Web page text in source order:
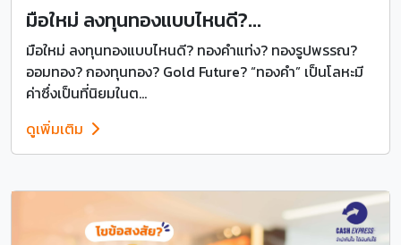
มือใหม่ ลงทุนทองแบบไหนดี?...
มือใหม่ ลงทุนทองแบบไหนดี? ทองคำแท่ง? ทองรูปพรรณ?
ออมทอง? กองทุนทอง? Gold Future? “ทองคำ” เป็นโลหะมี
ค่าซึ่งเป็นที่นิยมในต...
ดูเพิ่มเติม